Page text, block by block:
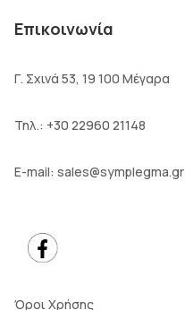
Επικοινωνία
Γ. Σχινά 53, 19 100 Μέγαρα
Τηλ.: +30 22960 21148
E-mail: sales@symplegma.gr
Όροι Χρήσης